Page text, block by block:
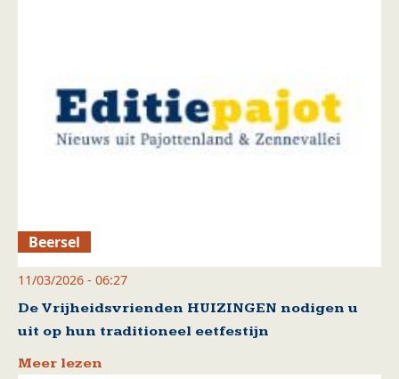
Beersel
11/03/2026 - 06:27
De Vrijheidsvrienden HUIZINGEN nodigen u
uit op hun traditioneel eetfestijn
Meer lezen